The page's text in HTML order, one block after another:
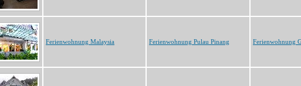
Ferienwohnung Malaysia Ferienwohnung Pulau Pinang Ferienwohnung